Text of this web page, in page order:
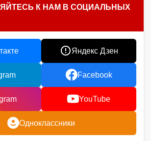
К НАМ В СОЦИАЛЬНЫХ
Яндекс Дзен
Facebook
YouTube
Одноклассники